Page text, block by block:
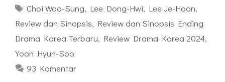
Tag
Choi Woo-Sung, Lee Dong-Hwi, Lee Je-Hoon,
Review dan Sinopsis, Review dan Sinopsis Ending
Drama Korea Terbaru, Review Drama Korea 2024,
Yoon Hyun-Soo
93 Komentar